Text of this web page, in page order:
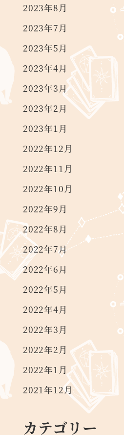
2023年8月
2023年7月
2023年5月
2023年4月
2023年3月
2023年2月
2023年1月
2022年12月
2022年11月
2022年10月
2022年9月
2022年8月
2022年7月
2022年6月
2022年5月
2022年4月
2022年3月
2022年2月
2022年1月
2021年12月
カテゴリー